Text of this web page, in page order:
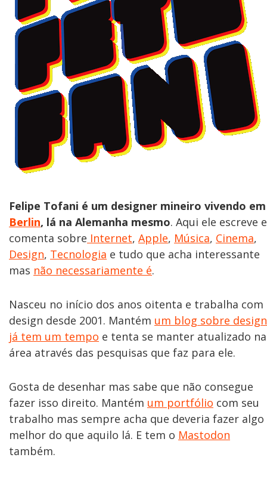
Felipe Tofani é um designer mineiro vivendo em
Berlin, lá na Alemanha mesmo. Aqui ele escreve e
comenta sobre Internet, Apple, Música, Cinema,
Design, Tecnologia e tudo que acha interessante
mas não necessariamente é.
Nasceu no início dos anos oitenta e trabalha com
design desde 2001. Mantém um blog sobre design
já tem um tempo e tenta se manter atualizado na
área através das pesquisas que faz para ele.
Gosta de desenhar mas sabe que não consegue
fazer isso direito. Mantém um portfólio com seu
trabalho mas sempre acha que deveria fazer algo
melhor do que aquilo lá. E tem o Mastodon
também.